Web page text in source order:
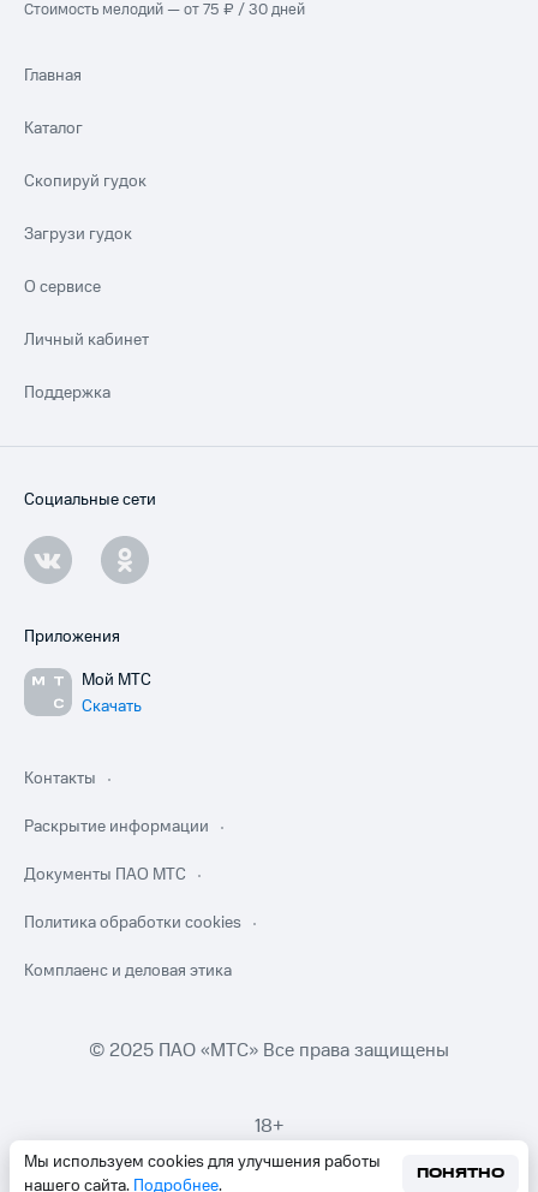
Мы используем cookies для улучшения работы
нашего сайта. Подробнее.
ПОНЯТНО
Стоимость мелодий — от 75 ₽ / 30 дней
Главная
Каталог
Скопируй гудок
Загрузи гудок
О сервисе
Личный кабинет
Поддержка
Социальные сети
Приложения
Мой МТС
Скачать
Контакты
Раскрытие информации
Документы ПАО МТС
Политика обработки cookies
Комплаенс и деловая этика
© 2025 ПАО «МТС» Все права защищены
18+